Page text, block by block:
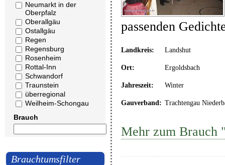
Neumarkt in der
Oberpfalz
Oberallgäu
Ostallgäu
Regen
Regensburg
Rosenheim
Rottal-Inn
Schwandorf
Traunstein
überregional
Weilheim-Schongau
Brauch
Brauchtumsfilter
passenden
Landkreis: Landshut
Ort: Ergoldsbach
Jahreszeit: Winter
Gauverband: Trachtengau
Mehr zum Brauch